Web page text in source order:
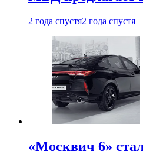
2 года спустя2 года спустя
«Москвич 6»